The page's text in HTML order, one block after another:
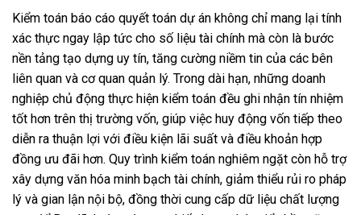
Kiểm toán báo cáo quyết toán dự án không chỉ mang lại tính
xác thực ngay lập tức cho số liệu tài chính mà còn là bước
nền tảng tạo dựng uy tín, tăng cường niềm tin của các bên
liên quan và cơ quan quản lý. Trong dài hạn, những doanh
nghiệp chủ động thực hiện kiểm toán đều ghi nhận tín nhiệm
tốt hơn trên thị trường vốn, giúp việc huy động vốn tiếp theo
diễn ra thuận lợi với điều kiện lãi suất và điều khoản hợp
đồng ưu đãi hơn. Quy trình kiểm toán nghiêm ngặt còn hỗ trợ
xây dựng văn hóa minh bạch tài chính, giảm thiểu rủi ro pháp
lý và gian lận nội bộ, đồng thời cung cấp dữ liệu chất lượng